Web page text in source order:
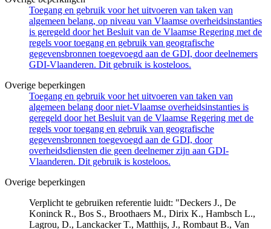
Toegang en gebruik voor het uitvoeren van taken van
algemeen belang, op niveau van Vlaamse overheidsinstanties
is geregeld door het Besluit van de Vlaamse Regering met de
regels voor toegang en gebruik van geografische
gegevensbronnen toegevoegd aan de GDI, door deelnemers
GDI-Vlaanderen. Dit gebruik is kosteloos.
Overige beperkingen
Toegang en gebruik voor het uitvoeren van taken van
algemeen belang door niet-Vlaamse overheidsinstanties is
geregeld door het Besluit van de Vlaamse Regering met de
regels voor toegang en gebruik van geografische
gegevensbronnen toegevoegd aan de GDI, door
overheidsdiensten die geen deelnemer zijn aan GDI-
Vlaanderen. Dit gebruik is kosteloos.
Overige beperkingen
Verplicht te gebruiken referentie luidt: "Deckers J., De
Koninck R., Bos S., Broothaers M., Dirix K., Hambsch L.,
Lagrou, D., Lanckacker T., Matthijs, J., Rombaut B., Van